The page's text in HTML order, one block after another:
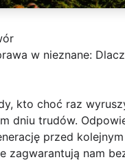
w nieznane:
kto choć raz
dniu trudów.
przed
zagwarantują nam